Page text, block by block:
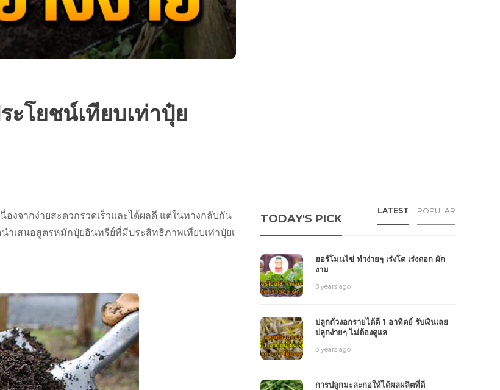
โยชน์เทียบเท่าปุ๋ย
งจากง่ายสะดวกรวดเร็วและได้ผลดี แต่ในทางกลับกัน
ำเสนอสูตรหมักปุ๋ยอินทรีย์ที่มีประสิทธิภาพเทียบเท่าปุ๋ยเ
TODAY'S PICK
LATEST POPULAR
ฮอร์โมนไข่ ทำง่ายๆ เร่งโต เร่งดอก ผัก
งาม
3 years ago
ปลูกถั่วงอกรายได้ดี 1 อาทิตย์ รับเงินเลย
ปลูกง่ายๆ ไม่ต้องดูแล
3 years ago
การปลูกมะละกอให้ได้ผลผลิตที่ดี